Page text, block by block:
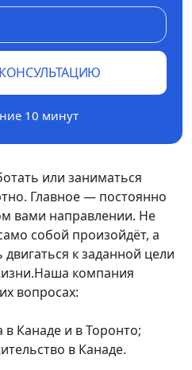
10 минут
или заниматься
Главное — постоянно
вами направлении. Не
собой произойдёт, а
к заданной цели
компания
вопросах:
в Канаде и в Торонто;
в Канаде.